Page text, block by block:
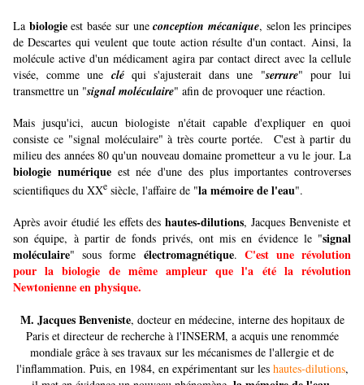
La biologieest basée sur uneconception mécanique, selon les principes
de Descartes qui veulent que toute action résulte d'un contact. Ainsi, la
molécule active d'un médicament agira par contact direct avec la cellule
visée, comme une cléqui s'ajusterait dans une "serrure" pour lui
transmettre un "signal moléculaire" afin de provoquer une réaction.
Mais jusqu'ici, aucun biologiste n'était capable d'expliquer en quoi
consiste ce "signal moléculaire" à très courte portée. C'est à partir du
milieu des années 80 qu'un nouveau domaine prometteur a vu le jour. La
biologie numériqueest née d'une des plus importantes controverses
scientifiques du XXe siècle, l'affaire de "la mémoire de l'eau".
Après avoir étudié les effets deshautes-dilutions, Jacques Benveniste et
son équipe, à partir de fonds privés, ont mis en évidence le "signal
moléculaire" sous forme électromagnétique. C'est une révolution
pour la biologie de même ampleur que l'a été la révolution
Newtonienne en physique.
M. Jacques Benveniste, docteur en médecine, interne des hopitaux de
Paris et directeur de recherche à l'INSERM, a acquis une renommée
mondiale grâce à ses travaux sur les mécanismes de l'allergie et de
l'inflammation. Puis, en 1984, en expérimentant sur les hautes-dilutions,